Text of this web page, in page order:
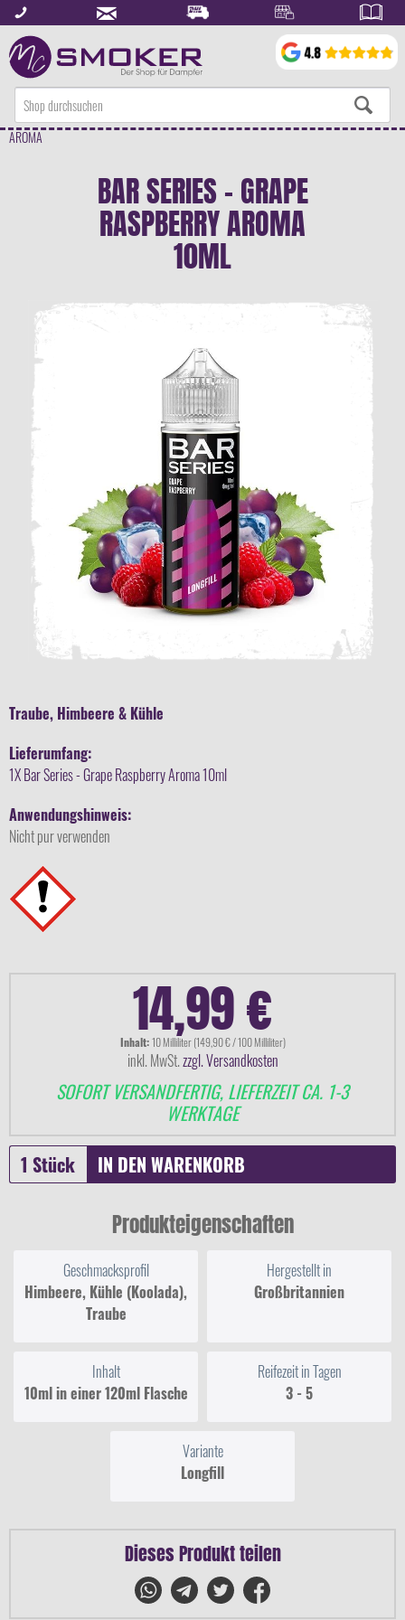
AROMA
BAR SERIES - GRAPE
RASPBERRY AROMA
10ML
Traube, Himbeere & Kühle
Lieferumfang:
1X Bar Series - Grape Raspberry Aroma 10ml
Anwendungshinweis:
Nicht pur verwenden
14,99 €
Inhalt:10 Milliliter (149,90 € / 100 Milliliter)
inkl. MwSt.zzgl. Versandkosten
SOFORT VERSANDFERTIG, LIEFERZEIT CA. 1-3
WERKTAGE
IN DEN WARENKORB
Produkteigenschaften
Geschmacksprofil
Himbeere, Kühle (Koolada),
Traube
Hergestellt in
Großbritannien
Inhalt
10ml in einer 120ml Flasche
Reifezeit in Tagen
3 - 5
Variante
Longfill
Dieses Produkt teilen